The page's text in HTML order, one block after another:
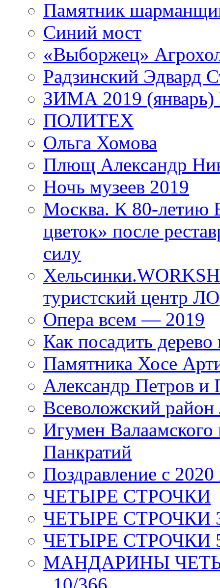
Памятник
Синий мост
«Выборжец»
Радзинский Эдвард
ЗИМА 2019 (январь)
ПОЛИТЕХ
Ольга Хомова
Плющ Александр
Ночь музеев 2019
Москва. К 80-
цветок» после
силу
туристский центр ЛО
Опера всем — 2019
Как посадить дерево
Памятника Хосе
Александр Петров и
Всеволожский район
Игумен
Панкратий
Поздравление с 2020
ЧЕТЫРЕ СТРОЧКИ
ЧЕТЫРЕ СТРОЧКИ 3
ЧЕТЫРЕ СТРОЧКИ 5
МАНДАРИНЫ